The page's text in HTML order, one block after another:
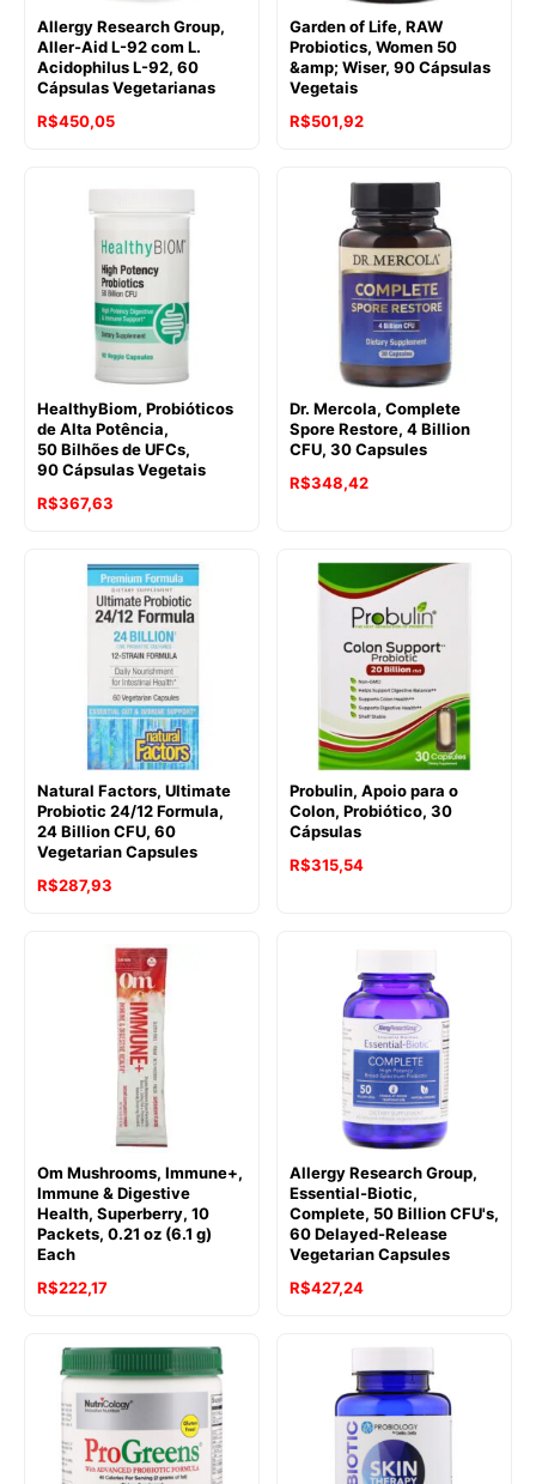
Allergy Research Group,
Aller-Aid L-92 com L.
Acidophilus L-92, 60
Cápsulas Vegetarianas
R$450,05
Garden of Life, RAW
Probiotics, Women 50
&amp; Wiser, 90 Cápsulas
Vegetais
R$501,92
HealthyBiom, Probióticos
de Alta Potência,
50 Bilhões de UFCs,
90 Cápsulas Vegetais
R$367,63
Dr. Mercola, Complete
Spore Restore, 4 Billion
CFU, 30 Capsules
R$348,42
Natural Factors, Ultimate
Probiotic 24/12 Formula,
24 Billion CFU, 60
Vegetarian Capsules
R$287,93
Probulin, Apoio para o
Colon, Probiótico, 30
Cápsulas
R$315,54
Om Mushrooms, Immune+,
Immune & Digestive
Health, Superberry, 10
Packets, 0.21 oz (6.1 g)
Each
R$222,17
Allergy Research Group,
Essential-Biotic,
Complete, 50 Billion CFU's,
60 Delayed-Release
Vegetarian Capsules
R$427,24